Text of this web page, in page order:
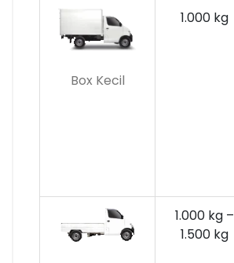
Box Kecil
1.000 kg
1.000 kg –
1.500 kg